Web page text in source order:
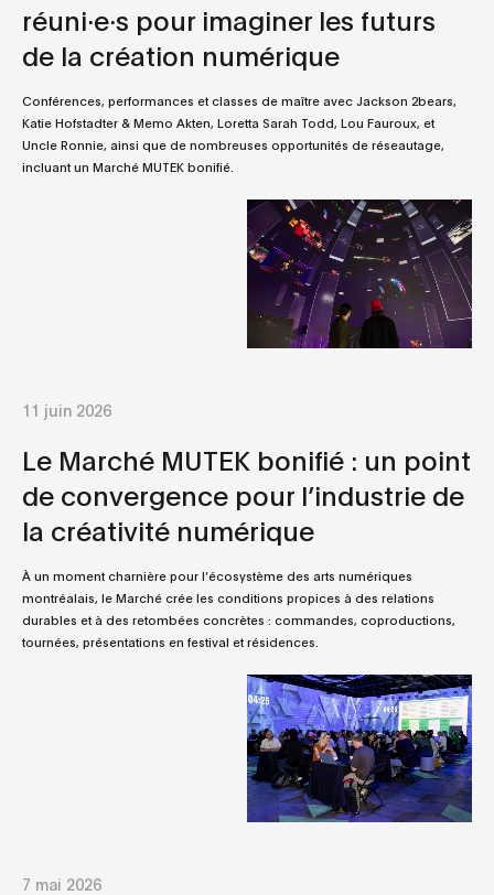
réuni·e·s pour imaginer les futurs
de la création numérique
Conférences, performances et classes de maître avec Jackson 2bears,
Katie Hofstadter & Memo Akten, Loretta Sarah Todd, Lou Fauroux, et
Uncle Ronnie, ainsi que de nombreuses opportunités de réseautage,
incluant un Marché MUTEK bonifié.
11 juin 2026
Le Marché MUTEK bonifié : un point
de convergence pour l’industrie de
la créativité numérique
À un moment charnière pour l’écosystème des arts numériques
montréalais, le Marché crée les conditions propices à des relations
durables et à des retombées concrètes : commandes, coproductions,
tournées, présentations en festival et résidences.
7 mai 2026